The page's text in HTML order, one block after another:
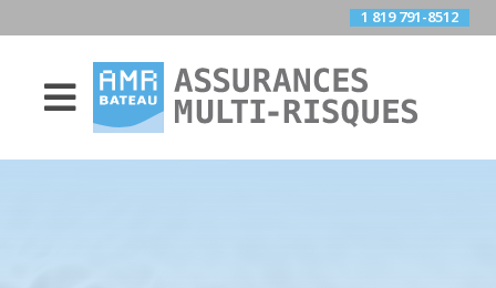
1 819 791-8512
